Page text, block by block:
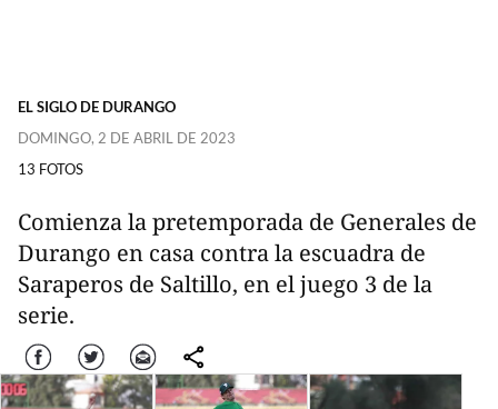
EL SIGLO DE DURANGO
DOMINGO, 2 DE ABRIL DE 2023
13 FOTOS
Comienza la pretemporada de Generales de
Durango en casa contra la escuadra de
Saraperos de Saltillo, en el juego 3 de la
serie.
Facebook Twitter Correo comparte